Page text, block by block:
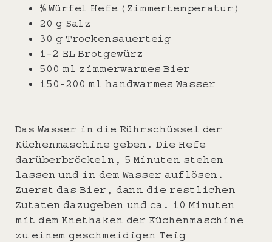
½ Würfel Hefe (Zimmertemperatur)
20 g Salz
30 g Trockensauerteig
1-2 EL Brotgewürz
500 ml zimmerwarmes Bier
150-200 ml handwarmes Wasser
Das Wasser in die Rührschüssel der
Küchenmaschine geben. Die Hefe
darüberbröckeln, 5 Minuten stehen
lassen und in dem Wasser auflösen.
Zuerst das Bier, dann die restlichen
Zutaten dazugeben und ca. 10 Minuten
mit dem Knethaken der Küchenmaschine
zu einem geschmeidigen Teig